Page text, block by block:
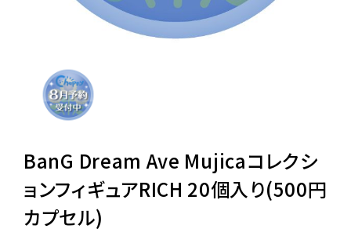
販促用カプセルトイ
06-6282-7659
BanG Dream Ave Mujicaコレクシ
ョンフィギュアRICH 20個入り(500円
カプセル)